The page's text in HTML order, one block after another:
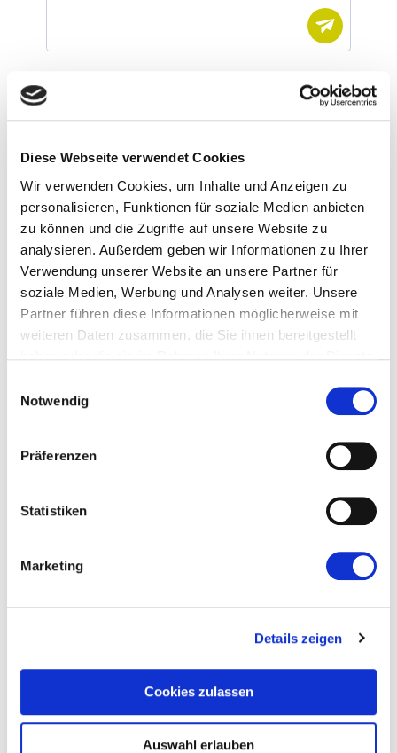
Diese Webseite verwendet Cookies
Wir verwenden Cookies, um Inhalte und Anzeigen zu
personalisieren, Funktionen für soziale Medien anbieten
zu können und die Zugriffe auf unsere Website zu
analysieren. Außerdem geben wir Informationen zu Ihrer
Verwendung unserer Website an unsere Partner für
soziale Medien, Werbung und Analysen weiter. Unsere
Partner führen diese Informationen möglicherweise mit
weiteren Daten zusammen, die Sie ihnen bereitgestellt
Notwendig
Präferenzen
Statistiken
Marketing
Details zeigen
Cookies zulassen
Auswahl erlauben